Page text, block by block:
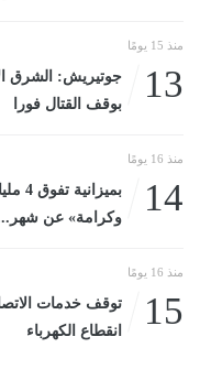
منذ 15 يومًا
13
جوتيريش: الشرق
بوقف القتال فورا
منذ 16 يومًا
14
وكرامة» عن شهر... الثلاثاء، 14
منذ 16 يومًا
15
توقف خدمات
انقطاع الكهرباء